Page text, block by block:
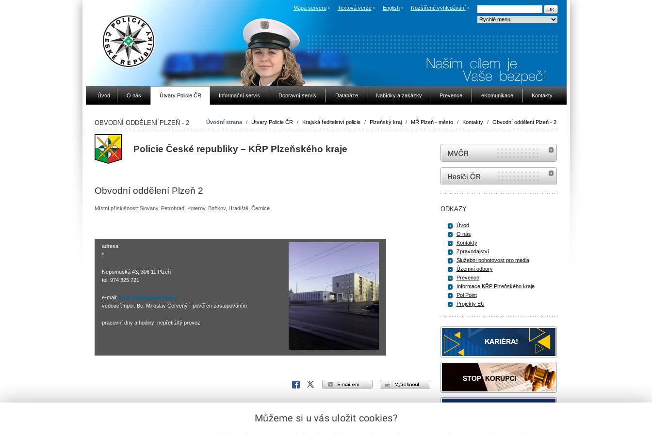
Mapa serveru Textová verze English Rozšířené vyhledávání
Úvod O nás Útvary Policie ČR Informační servis Dopravní servis Databáze Nabídky a zakázky Prevence eKomunikace Kontakty
Úvodní strana / Útvary Policie ČR / Krajská ředitelství policie / Plzeňský kraj / MŘ Plzeň - město / Kontakty / Obvodní oddělení Plzeň - 2
OBVODNÍ ODDĚLENÍ PLZEŇ - 2
Policie České republiky – KŘP Plzeňského kraje
Obvodní oddělení Plzeň 2
Místní příslušnost: Slovany, Petrohrad, Koterov, Božkov, Hradiště, Černice
adresa
:
Nepomucká 43, 306 11 Plzeň
tel: 974 325 721
e-mail: krpp.podatelna@pcr.cz
vedoucí: npor. Bc. Miroslav Červený - pověřen zastupováním
pracovní dny a hodiny: nepřetržitý provoz
vytisknout
e-mailem
X
Facebook
MVČR
internetové stránky Hasiči ČR
ODKAZY
Úvod
O nás
Kontakty
Zpravodajství
Služební pohotovost pro média
Územní odbory
Prevence
Informace KŘP Plzeňského kraje
Pol Point
Projekty EU
Můžeme si u vás uložit cookies?